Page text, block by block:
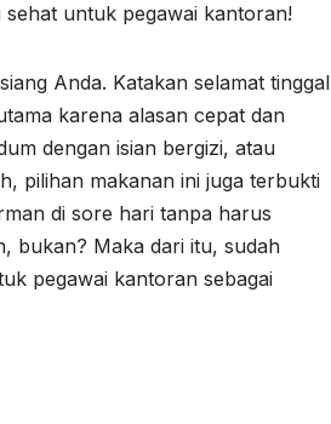
sehat untuk pegawai kantoran!
Anda. Katakan selamat tinggal
karena alasan cepat dan
dengan isian bergizi, atau
pilihan makanan ini juga terbukti
di sore hari tanpa harus
bukan? Maka dari itu, sudah
pegawai kantoran sebagai